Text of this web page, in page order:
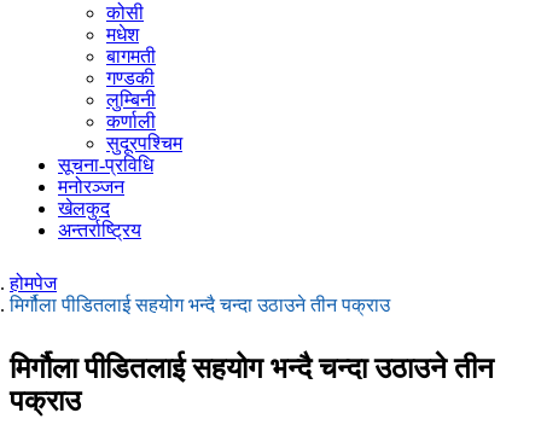
कोसी
मधेश
बागमती
गण्डकी
लुम्बिनी
कर्णाली
सुदूरपश्चिम
सूचना-प्रविधि
मनोरञ्जन
खेलकुद
अन्तर्राष्ट्रिय
होमपेज
मिर्गौला पीडितलाई सहयोग भन्दै चन्दा उठाउने तीन पक्राउ
मिर्गौला पीडितलाई सहयोग भन्दै चन्दा उठाउने तीन
पक्राउ